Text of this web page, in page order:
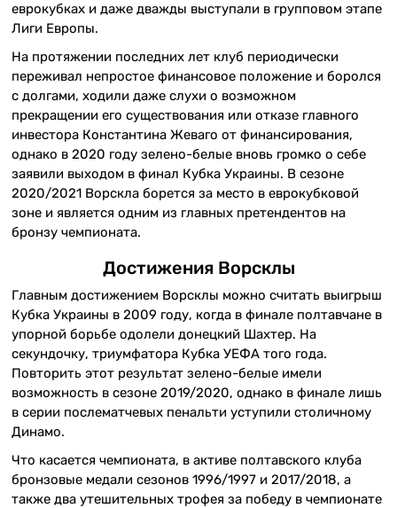
еврокубках и даже дважды выступали в групповом этапе
Лиги Европы.
На протяжении последних лет клуб периодически
переживал непростое финансовое положение и боролся
с долгами, ходили даже слухи о возможном
прекращении его существования или отказе главного
инвестора Константина Жеваго от финансирования,
однако в 2020 году зелено-белые вновь громко о себе
заявили выходом в финал Кубка Украины. В сезоне
2020/2021 Ворскла борется за место в еврокубковой
зоне и является одним из главных претендентов на
бронзу чемпионата.
Достижения Ворсклы
Главным достижением Ворсклы можно считать выигрыш
Кубка Украины в 2009 году, когда в финале полтавчане в
упорной борьбе одолели донецкий Шахтер. На
секундочку, триумфатора Кубка УЕФА того года.
Повторить этот результат зелено-белые имели
возможность в сезоне 2019/2020, однако в финале лишь
в серии послематчевых пенальти уступили столичному
Динамо.
Что касается чемпионата, в активе полтавского клуба
бронзовые медали сезонов 1996/1997 и 2017/2018, а
также два утешительных трофея за победу в чемпионате